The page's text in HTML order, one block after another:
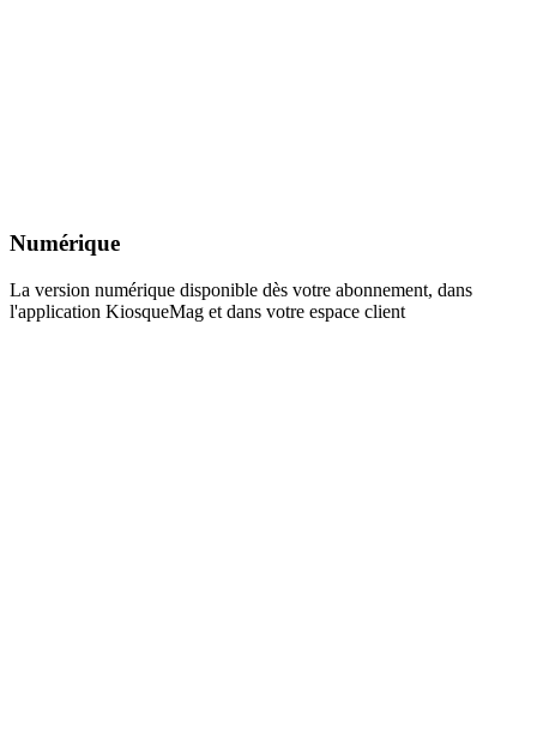
Numérique
La version numérique disponible dès votre abonnement, dans
l'application KiosqueMag et dans votre espace client